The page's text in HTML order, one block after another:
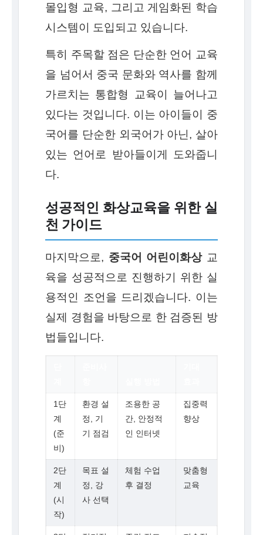
몰입형 교육, 그리고 게임화된 학습
시스템이 도입되고 있습니다.
특히 주목할 점은 단순한 언어 교육
을 넘어서 중국 문화와 역사를 함께
가르치는 통합형 교육이 늘어나고
있다는 것입니다. 이는 아이들이 중
국어를 단순한 외국어가 아닌, 살아
있는 언어로 받아들이게 도와줍니
다.
성공적인 화상교육을 위한 실
천 가이드
마지막으로, 중국어 어린이화상교
육을 성공적으로 진행하기 위한 실
용적인 조언을 드리겠습니다. 이는
실제 경험을 바탕으로 한 검증된 방
법들입니다.
1단
계
(준
비)
환경 설
정, 기
기 점검
조용한 공
간, 안정적
인 인터넷
집중력
향상
2단
계
(시
작)
목표 설
정, 강
사 선택
체험 수업
후 결정
맞춤형
교육